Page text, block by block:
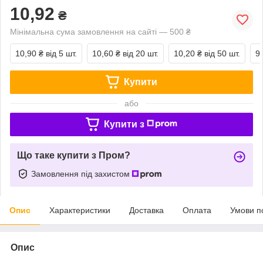
10,92 ₴
Мінімальна сума замовлення на сайті — 500 ₴
10,90 ₴ від 5 шт. 10,60 ₴ від 20 шт. 10,20 ₴ від 50 шт.
Купити
або
Купити з
Що таке купити з Пром?
Замовлення під захистом
Опис Характеристики Доставка Оплата Умови
Опис